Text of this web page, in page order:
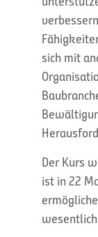
sich mit
Der Kurs
ist in 22